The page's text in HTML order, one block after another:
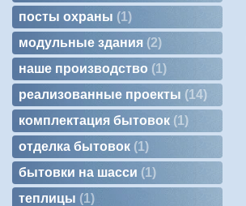
посты охраны
1
модульные здания 2
наше производство
1
реализованные проекты
14
комплектация бытовок 1
отделка бытовок 1
бытовки на шасси
1
теплицы
1